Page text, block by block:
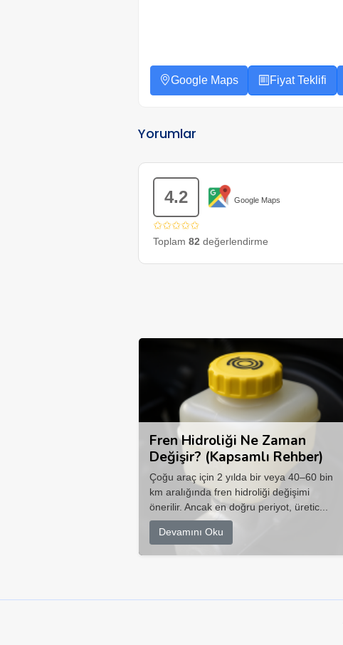
Google Maps Fiyat Teklifi
Yorumlar
4.2 Google Maps
✩✩✩✩✩
Toplam 82 değerlendirme
Fren Hidroliği Ne Zaman
Değişir? (Kapsamlı Rehber)
Çoğu araç için 2 yılda bir veya 40–60 bin
km aralığında fren hidroliği değişimi
önerilir. Ancak en doğru periyot, üretic...
Devamını Oku